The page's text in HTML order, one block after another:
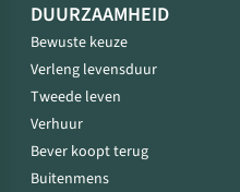
DUURZAAMHEID
Bewuste keuze
Verleng levensduur
Tweede leven
Verhuur
Bever koopt terug
Buitenmens